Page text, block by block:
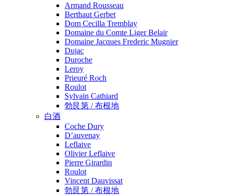
Armand Rousseau
Berthaut Gerbet
Dom Cecilla Tremblay
Domaine du Comte Liger Belair
Domaine Jacques Frederic Mugnier
Dujac
Duroche
Leroy
Prieuré Roch
Roulot
Sylvain Cathiard
勃艮第 / 布根地
白酒
Coche Dury
D’auvenay
Leflaive
Olivier Leflaive
Pierre Girardin
Roulot
Vincent Dauvissat
勃艮第 / 布根地